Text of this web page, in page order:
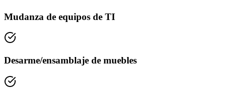
Mudanza de equipos de TI
Desarme/ensamblaje de muebles